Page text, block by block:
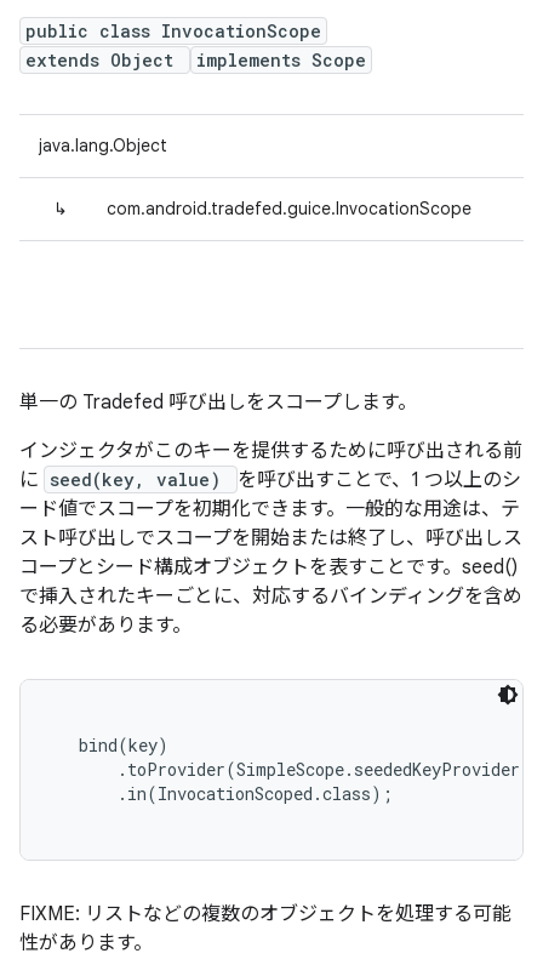
public class InvocationScope
extends Object
implements Scope
java.lang.Object
↳ com.android.tradefed.guice.InvocationScope
単一の Tradefed 呼び出しをスコープします。
インジェクタがこのキーを提供するために呼び出される前
に seed(key, value)
を呼び出すことで、1 つ以上のシ
ード値でスコープを初期化できます。一般的な用途は、テ
スト呼び出しでスコープを開始または終了し、呼び出しス
コープとシード構成オブジェクトを表すことです。seed()
で挿入されたキーごとに、対応するバインディングを含め
る必要があります。
   bind(key)
       .toProvider(SimpleScope.
       .in(InvocationScoped.class);
FIXME: リストなどの複数のオブジェクトを処理する可能
性があります。